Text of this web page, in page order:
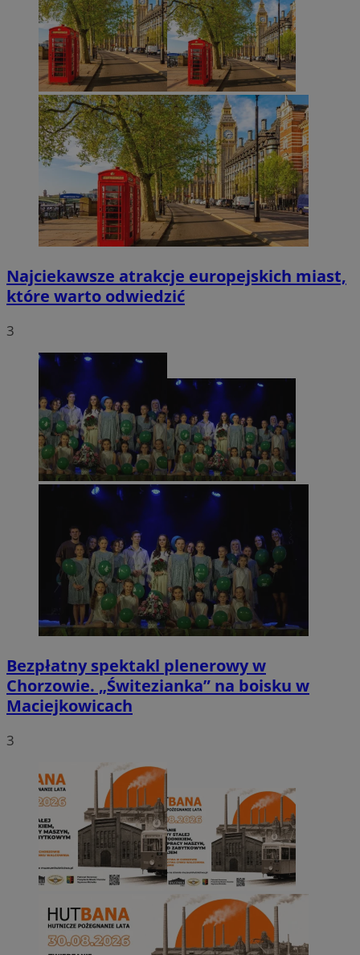
Najciekawsze atrakcje europejskich miast,
które warto odwiedzić
3
Bezpłatny spektakl plenerowy w
Chorzowie. „Świtezianka” na boisku w
Maciejkowicach
3